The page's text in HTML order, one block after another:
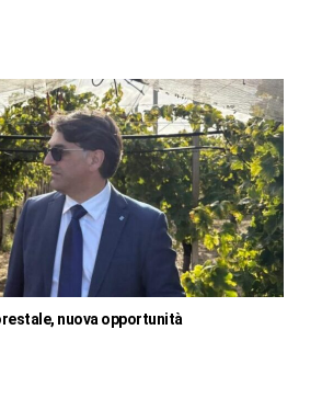
nuova opportunità